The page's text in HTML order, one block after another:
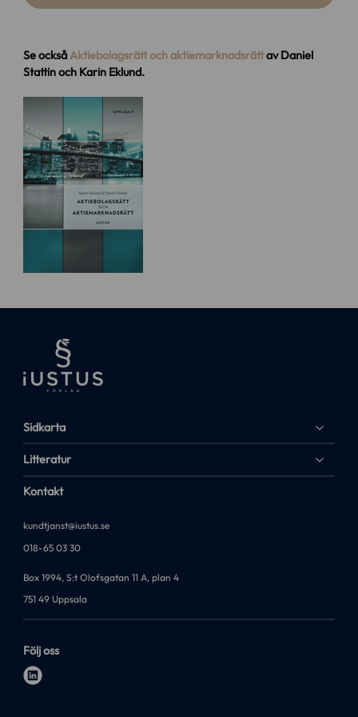
Se ocksåAktiebolagsrätt och aktiemarknadsrättav Daniel
Stattin och Karin Eklund.
Sidkarta
Litteratur
Kontakt
kundtjanst@iustus.se
018-65 03 30
Box 1994, S:t Olofsgatan 11 A, plan 4
751 49 Uppsala
Följ oss
l